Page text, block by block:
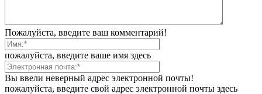
Пожалуйста, введите ваш комментарий!
пожалуйста, введите ваше имя здесь
Вы ввели неверный адрес электронной почты!
пожалуйста, введите свой адрес электронной почты здесь